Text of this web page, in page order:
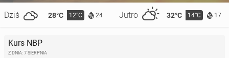
Dziś 28°C 12°C 24 Jutro 32°C 14°C 17
Kurs NBP
Z DNIA: 7 SIERPNIA